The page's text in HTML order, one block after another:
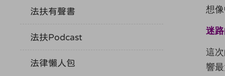
法扶有聲書
法扶Podcast
法律懶人包
想
迷
這
響